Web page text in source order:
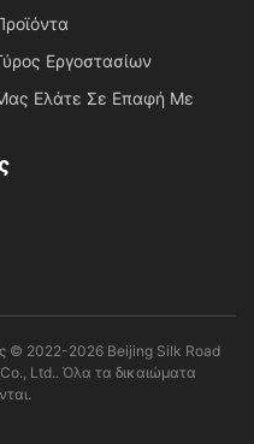
Εργοστασίων
Ελάτε Σε Επαφή Με
© 2022-2026 Beijing Silk Road
Ltd.. Όλα τα δικαιώματα